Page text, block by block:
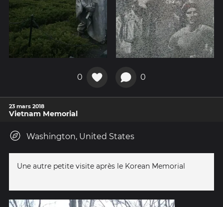
0 0
23 mars 2018
Vietnam Memorial
Washington, United States
Une autre petite visite après le Korean Memorial